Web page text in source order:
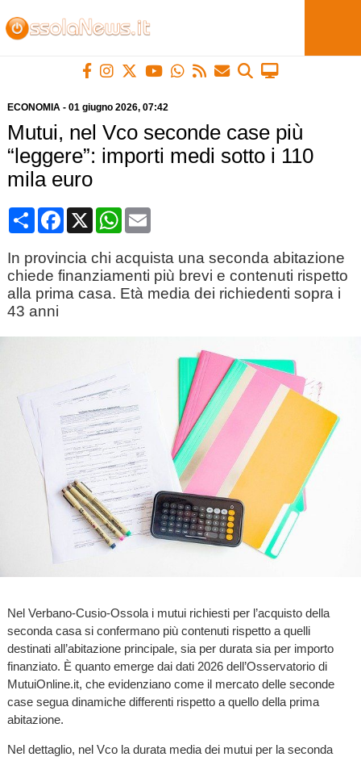
ECONOMIA- 01 giugno 2026, 07:42
Mutui, nel Vco seconde case più
“leggere”: importi medi sotto i 110
mila euro
CondividiFacebook
X WhatsApp
Email
In provincia chi acquista una seconda abitazione
chiede finanziamenti più brevi e contenuti rispetto
alla prima casa. Età media dei richiedenti sopra i
43 anni
Nel Verbano-Cusio-Ossola i mutui richiesti per l’acquisto della
seconda casa si confermano più contenuti rispetto a quelli
destinati all’abitazione principale, sia per durata sia per importo
finanziato. È quanto emerge dai dati 2026 dell’Osservatorio di
MutuiOnline.it, che evidenziano come il mercato delle seconde
case segua dinamiche differenti rispetto a quello della prima
abitazione.
Nel dettaglio, nel Vco la durata media dei mutui per la seconda